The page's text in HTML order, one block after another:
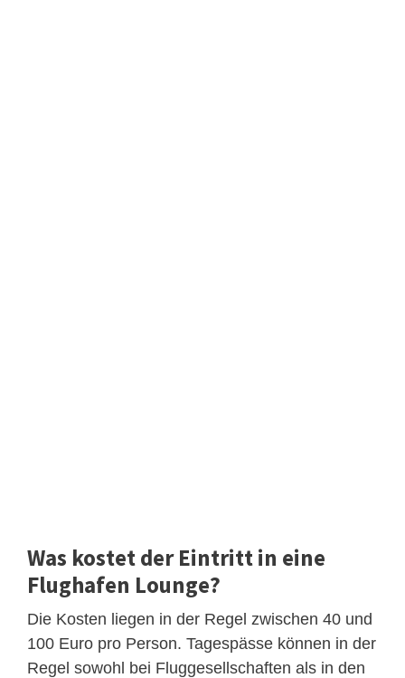
Was kostet der Eintritt in eine
Flughafen Lounge?
Die Kosten liegen in der Regel zwischen 40 und
100 Euro pro Person. Tagespässe können in der
Regel sowohl bei Fluggesellschaften als in den